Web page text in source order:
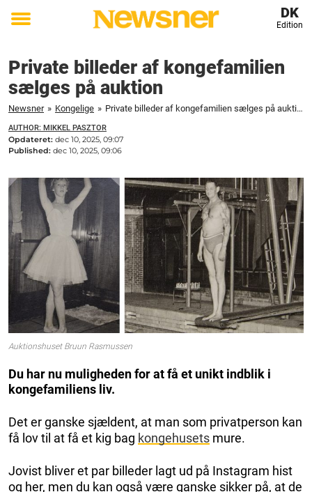
Toggle
DK
Edition
Private billeder af kongefamilien
sælges på auktion
Newsner » Kongelige » Private billeder af kongefamilien sælges på auktion
AUTHOR: MIKKEL PASZTOR
Opdateret: dec 10, 2025, 09:07
Published: dec 10, 2025, 09:06
Auktionshuset Bruun Rasmussen
Du har nu muligheden for at få et unikt indblik i
kongefamiliens liv.
Det er ganske sjældent, at man som privatperson kan
få lov til at få et kig bag kongehusets mure.
Jovist bliver et par billeder lagt ud på Instagram hist
og her, men du kan også være ganske sikker på, at de